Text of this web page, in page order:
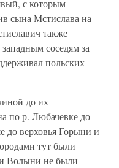
с которым
сына Мстислава на
также
соседям за
польских
до их
по р. Любачевке до
до верховья Горыни и
тут были
Волыни не были